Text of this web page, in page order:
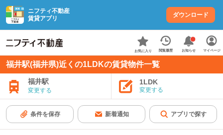
ニフティ不動産
賃貸アプリ
ダウンロード
お気に入り 閲覧履歴 お知らせ マイページ
福井駅(福井県)近くの1LDKの賃貸物件一覧
福井駅
変更する
1LDK
変更する
条件を保存 新着通知 アプリで探す